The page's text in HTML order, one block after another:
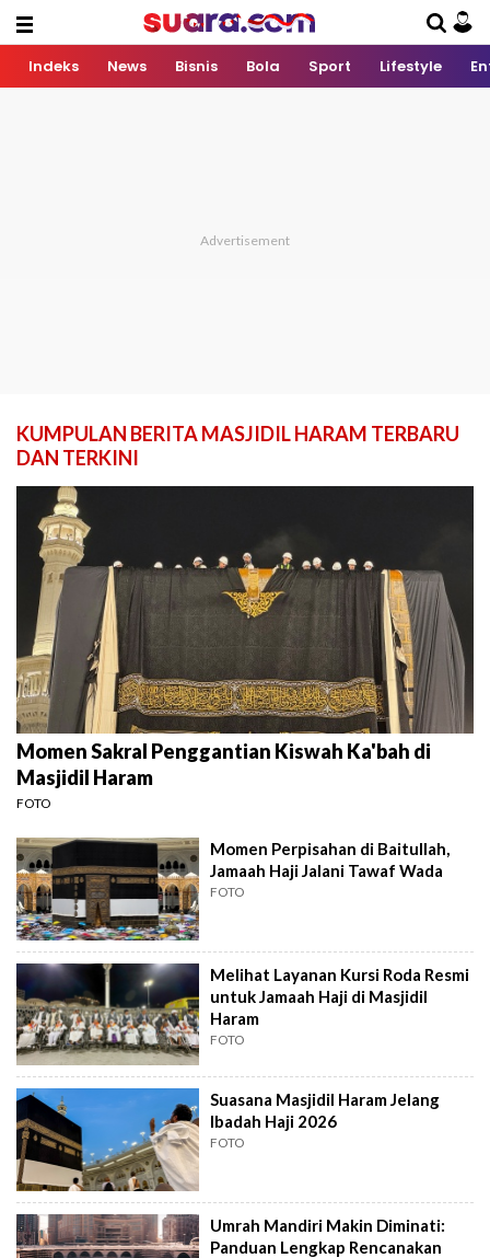
Indeks News Bisnis Bola Sport Lifestyle
KUMPULAN BERITA MASJIDIL HARAM TERBARU
DAN TERKINI
Momen Sakral Penggantian Kiswah Ka'bah di
Masjidil Haram
FOTO
Momen Perpisahan di Baitullah,
Jamaah Haji Jalani Tawaf Wada
FOTO
Melihat Layanan Kursi Roda Resmi
untuk Jamaah Haji di Masjidil
Haram
FOTO
Suasana Masjidil Haram Jelang
Ibadah Haji 2026
FOTO
Umrah Mandiri Makin Diminati:
Panduan Lengkap Rencanakan